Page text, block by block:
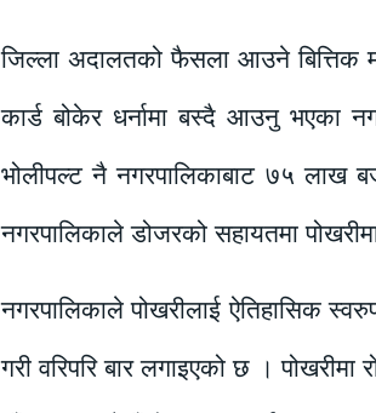
जिल्ला अदालतको फैसला आउने बित्तिक
कार्ड बोकेर धर्नामा बस्दै आउनु भएका
भोलीपल्ट नै नगरपालिकाबाट ७५ लाख
नगरपालिकाले डोजरको सहायतमा
नगरपालिकाले पोखरीलाई ऐतिहासिक
गरी वरिपरि बार लगाइएको छ ।